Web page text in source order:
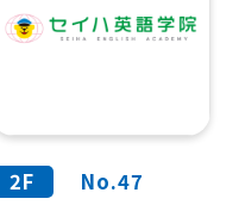
2F No.47